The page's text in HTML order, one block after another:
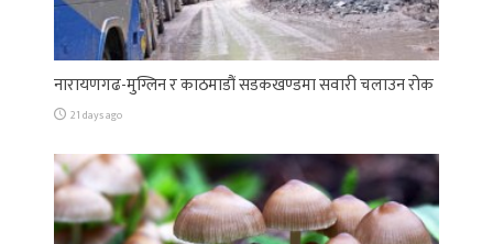
नारायणगढ-मुग्लिन र काठमाडौं सडकखण्डमा सवारी चलाउन रोक
21 days ago